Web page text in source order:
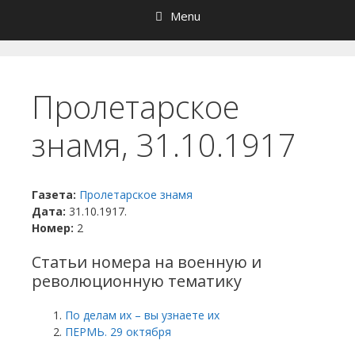
Menu
Пролетарское
знамя, 31.10.1917
Газета: Пролетарское знамя
Дата: 31.10.1917.
Номер: 2
Статьи номера на военную и
революционную тематику
По делам их – вы узнаете их
ПЕРМЬ. 29 октября